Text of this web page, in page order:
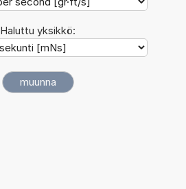
Haluttu yksikkö: